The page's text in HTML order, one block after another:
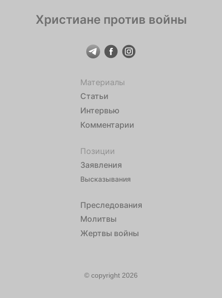
Христиане против войны
Материалы
Статьи
Интервью
Комментарии
Позиции
Заявления
Высказывания
Преследования
Молитвы
Жертвы войны
© copyright 2026